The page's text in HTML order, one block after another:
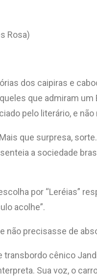
Rosa)
dos caipiras e
que admiram
pelo literário, e não
que surpresa,
a sociedade
por “Leréias”
acolhe”.
não precisasse de
cênico
Sua voz, o